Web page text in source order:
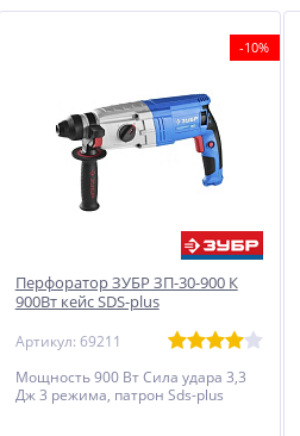
-10%
Перфоратор ЗУБР ЗП-30-900 К
900Вт кейс SDS-plus
Артикул: 69211
Мощность 900 Вт Сила удара 3,3
Дж 3 режима, патрон Sds-plus